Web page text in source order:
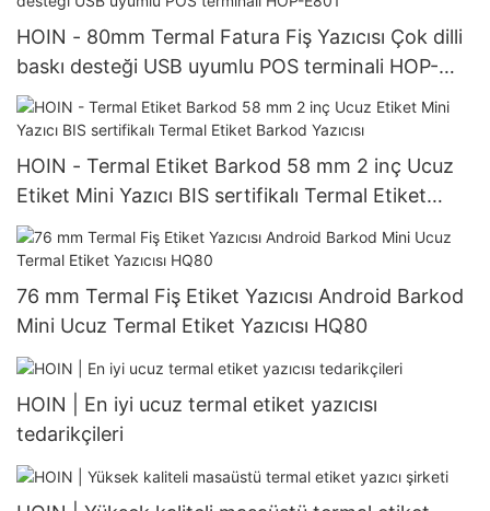
HOIN - 80mm Termal Fatura Fiş Yazıcısı Çok dilli
baskı desteği USB uyumlu POS terminali HOP-
E801
HOIN - Termal Etiket Barkod 58 mm 2 inç Ucuz
Etiket Mini Yazıcı BIS sertifikalı Termal Etiket
Barkod Yazıcısı
76 mm Termal Fiş Etiket Yazıcısı Android Barkod
Mini Ucuz Termal Etiket Yazıcısı HQ80
HOIN | En iyi ucuz termal etiket yazıcısı
tedarikçileri